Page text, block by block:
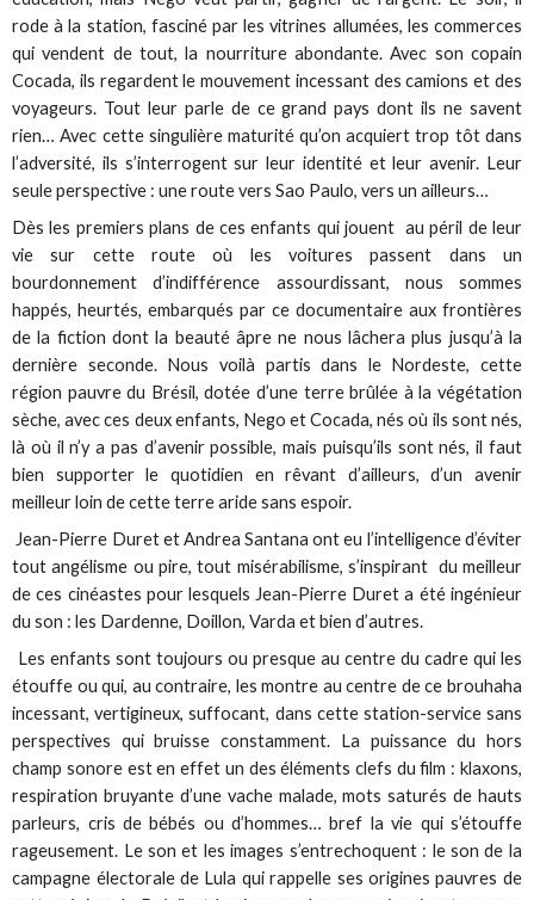
rode à la station, fasciné par les vitrines allumées, les commerces
qui vendent de tout, la nourriture abondante. Avec son copain
Cocada, ils regardent le mouvement incessant des camions et des
voyageurs. Tout leur parle de ce grand pays dont ils ne savent
rien… Avec cette singulière maturité qu’on acquiert trop tôt dans
l’adversité, ils s’interrogent sur leur identité et leur avenir. Leur
seule perspective : une route vers Sao Paulo, vers un ailleurs…
Dès les premiers plans de ces enfants qui jouent au péril de leur
vie sur cette route où les voitures passent dans un
bourdonnement d’indifférence assourdissant, nous sommes
happés, heurtés, embarqués par ce documentaire aux frontières
de la fiction dont la beauté âpre ne nous lâchera plus jusqu’à la
dernière seconde. Nous voilà partis dans le Nordeste, cette
région pauvre du Brésil, dotée d’une terre brûlée à la végétation
sèche, avec ces deux enfants, Nego et Cocada, nés où ils sont nés,
là où il n’y a pas d’avenir possible, mais puisqu’ils sont nés, il faut
bien supporter le quotidien en rêvant d’ailleurs, d’un avenir
meilleur loin de cette terre aride sans espoir.
Jean-Pierre Duret et Andrea Santana ont eu l’intelligence d’éviter
tout angélisme ou pire, tout misérabilisme, s’inspirant du meilleur
de ces cinéastes pour lesquels Jean-Pierre Duret a été ingénieur
du son : les Dardenne, Doillon, Varda et bien d’autres.
Les enfants sont toujours ou presque au centre du cadre qui les
étouffe ou qui, au contraire, les montre au centre de ce brouhaha
incessant, vertigineux, suffocant, dans cette station-service sans
perspectives qui bruisse constamment. La puissance du hors
champ sonore est en effet un des éléments clefs du film : klaxons,
respiration bruyante d’une vache malade, mots saturés de hauts
parleurs, cris de bébés ou d’hommes… bref la vie qui s’étouffe
rageusement. Le son et les images s’entrechoquent : le son de la
campagne électorale de Lula qui rappelle ses origines pauvres de